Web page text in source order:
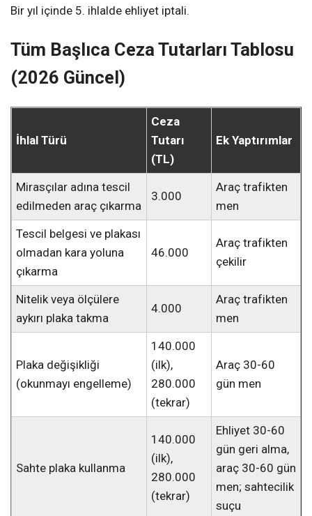
Bir yıl içinde 5. ihlalde ehliyet iptali.
Tüm Başlıca Ceza Tutarları Tablosu
(2026 Güncel)
İhlal Türü
Ceza
Tutarı
(TL)
Ek Yaptırımlar
Mirasçılar adına tescil
edilmeden araç çıkarma
3.000
Araç trafikten
men
Tescil belgesi ve plakası
olmadan kara yoluna
çıkarma
46.000
Araç trafikten
çekilir
Nitelik veya ölçülere
aykırı plaka takma
4.000
Araç trafikten
men
Plaka değişikliği
(okunmayı engelleme)
140.000
(ilk),
280.000
(tekrar)
Araç 30-60
gün men
Sahte plaka kullanma
140.000
(ilk),
280.000
(tekrar)
Ehliyet 30-60
gün geri alma,
araç 30-60 gün
men; sahtecilik
suçu